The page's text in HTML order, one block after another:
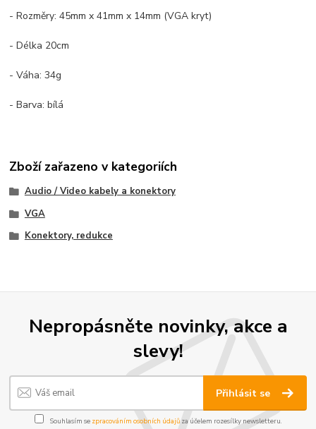
- Rozměry: 45mm x 41mm x 14mm (VGA kryt)
- Délka 20cm
- Váha: 34g
- Barva: bílá
Zboží zařazeno v kategoriích
Audio / Video kabely a konektory
VGA
Konektory, redukce
Nepropásněte novinky, akce a
slevy!
Přihlásit se
Souhlasím se zpracováním osobních údajůza účelem rozesílky newsletteru.